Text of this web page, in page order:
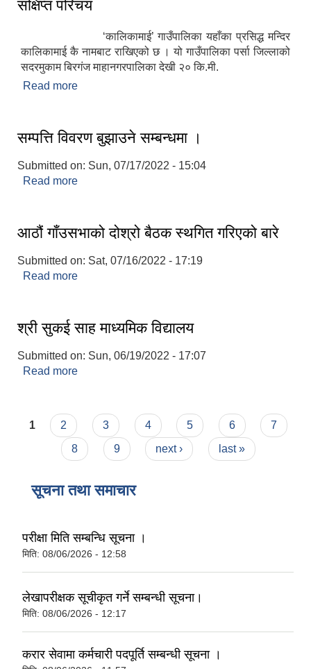
संक्षिप्त परिचय
‘कालिकामाई’ गाउँपालिका यहाँका प्रसिद्ध मन्दिर
कालिकामाई कै नामबाट राखिएको छ । यो गाउँपालिका पर्सा जिल्लाको
सदरमुकाम बिरगंज माहानगरपालिका देखी २० कि.मी.
Read more
सम्पत्ति विवरण बुझाउने सम्बन्धमा ।
Submitted on: Sun, 07/17/2022 - 15:04
Read more
आठौं गाँउसभाको दोश्रो बैठक स्थगित गरिएको बारे
Submitted on: Sat, 07/16/2022 - 17:19
Read more
श्री सुकई साह माध्यमिक विद्यालय
Submitted on: Sun, 06/19/2022 - 17:07
Read more
Pages
1 2 3 4 5 6
7
8
9 next › last »
सूचना तथा समाचार
परीक्षा मिति सम्बन्धि सूचना ।
मिति: 08/06/2026 - 12:58
लेखापरीक्षक सूचीकृत गर्ने सम्बन्धी सूचना।
मिति: 08/06/2026 - 12:17
करार सेवामा कर्मचारी पदपूर्ति सम्बन्धी सूचना ।